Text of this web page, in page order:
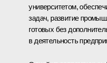
университетом,
задач, развитие
готовых без
в деятельность